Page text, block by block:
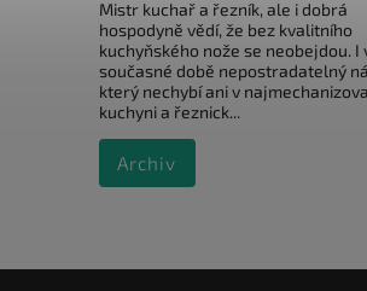
Mistr kuchař a řezník, ale i dobrá
hospodyně vědí, že bez kvalitního
kuchyňského nože se neobejdou. I
současné době nepostradatelný
který nechybí ani v
kuchyni a řeznick...
Archiv
Wüsthof Ocílka 23 cm
Do košíku